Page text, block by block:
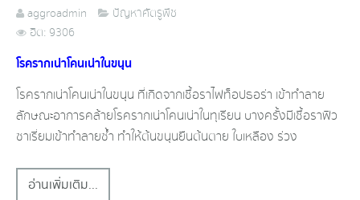
aggroadmin
ปัญหาศัตรูพืช
ฮิต: 9306
โรครากเน่า​โคน​เน่า​ในขนุน
โรครากเน่า​โคน​เน่า​ในขนุน​ ที่เกิดจากเชื้อราไฟท็อปธอร่า​ เข้าทำลาย​
ลักษณะ​อาการคล้ายโรครากเน่า​โคน​เน่า​ในทุเรียน​ บางครั้งมีเชื้อราฟิว
ซา​เรี่ยม​เข้าทำลายซ้ำ​ ทำให้ต้นขนุนยืนต้นตาย​ ใบเหลือง​ ร่วง
อ่านเพิ่มเติม...